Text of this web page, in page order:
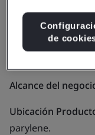
Alcance del
Ubicación
parylene.
de